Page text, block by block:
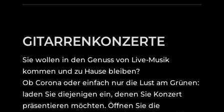
GITARRENKONZERTE
Sie wollen in den Genuss von Live-Musik
kommen und zu Hause bleiben?
Ob Corona oder einfach nur die Lust am Grünen:
laden Sie diejenigen ein, denen Sie Konzert
präsentieren möchten. Öffnen Sie die